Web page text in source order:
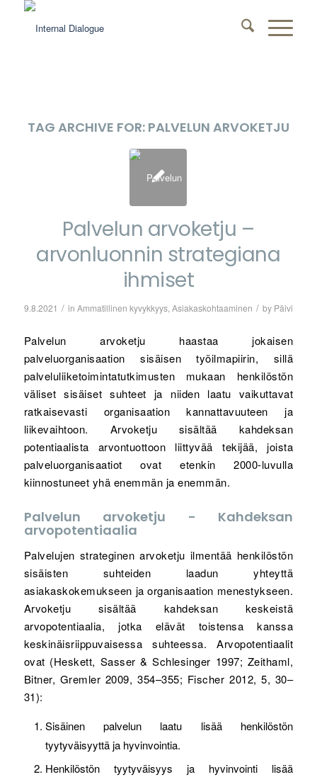
TAG ARCHIVE FOR: PALVELUN ARVOKETJU
Palvelun arvoketju –
arvonluonnin strategiana
ihmiset
9.8.2021 / in Ammatillinen kyvykkyys, Asiakaskohtaaminen / by Päivi
Palvelun arvoketju haastaa jokaisen
palveluorganisaation sisäisen työilmapiirin, sillä
palveluliiketoimintatutkimusten mukaan henkilöstön
väliset sisäiset suhteet ja niiden laatu vaikuttavat
ratkaisevasti organisaation kannattavuuteen ja
liikevaihtoon. Arvoketju sisältää kahdeksan
potentiaalista arvontuottoon liittyvää tekijää, joista
palveluorganisaatiot ovat etenkin 2000-luvulla
kiinnostuneet yhä enemmän ja enemmän.
Palvelun arvoketju - Kahdeksan
arvopotentiaalia
Palvelujen strateginen arvoketju ilmentää henkilöstön
sisäisten suhteiden laadun yhteyttä
asiakaskokemukseen ja organisaation menestykseen.
Arvoketju sisältää kahdeksan keskeistä
arvopotentiaalia, jotka elävät toistensa kanssa
keskinäisriippuvaisessa suhteessa. Arvopotentiaalit
ovat (Heskett, Sasser & Schlesinger 1997; Zeithaml,
Bitner, Gremler 2009, 354–355; Fischer 2012, 5, 30–
31):
Sisäinen palvelun laatu lisää henkilöstön
tyytyväisyyttä ja hyvinvointia.
Henkilöstön tyytyväisyys ja hyvinvointi lisää